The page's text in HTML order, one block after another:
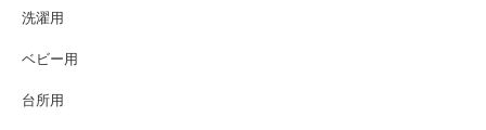
洗濯用
ベビー用
台所用